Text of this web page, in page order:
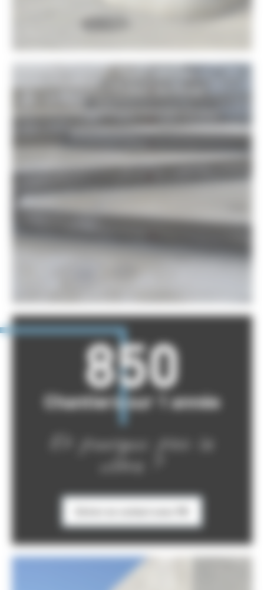
850
Chantiers sur 1 année
Et pourquoi pas le
vôtre ?